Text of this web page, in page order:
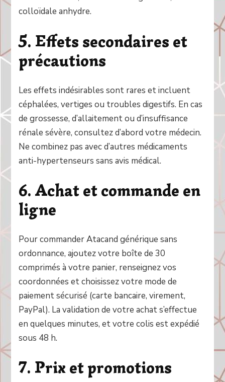
colloïdale anhydre.
5. Effets secondaires et
précautions
Les effets indésirables sont rares et incluent
céphalées, vertiges ou troubles digestifs. En cas
de grossesse, d’allaitement ou d’insuffisance
rénale sévère, consultez d’abord votre médecin.
Ne combinez pas avec d’autres médicaments
anti-hypertenseurs sans avis médical.
6. Achat et commande en
ligne
Pour commander Atacand générique sans
ordonnance, ajoutez votre boîte de 30
comprimés à votre panier, renseignez vos
coordonnées et choisissez votre mode de
paiement sécurisé (carte bancaire, virement,
PayPal). La validation de votre achat s’effectue
en quelques minutes, et votre colis est expédié
sous 48 h.
7. Prix et promotions